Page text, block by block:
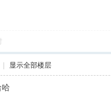
显示全部楼层